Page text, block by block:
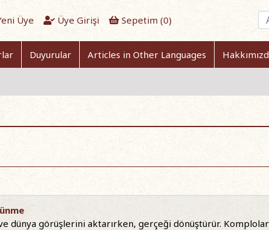
Üye Üye Girişi Sepetim (0)
Duyurular Articles in Other Languages
dünya görüşlerini aktarırken, gerçeği dönüştürür.